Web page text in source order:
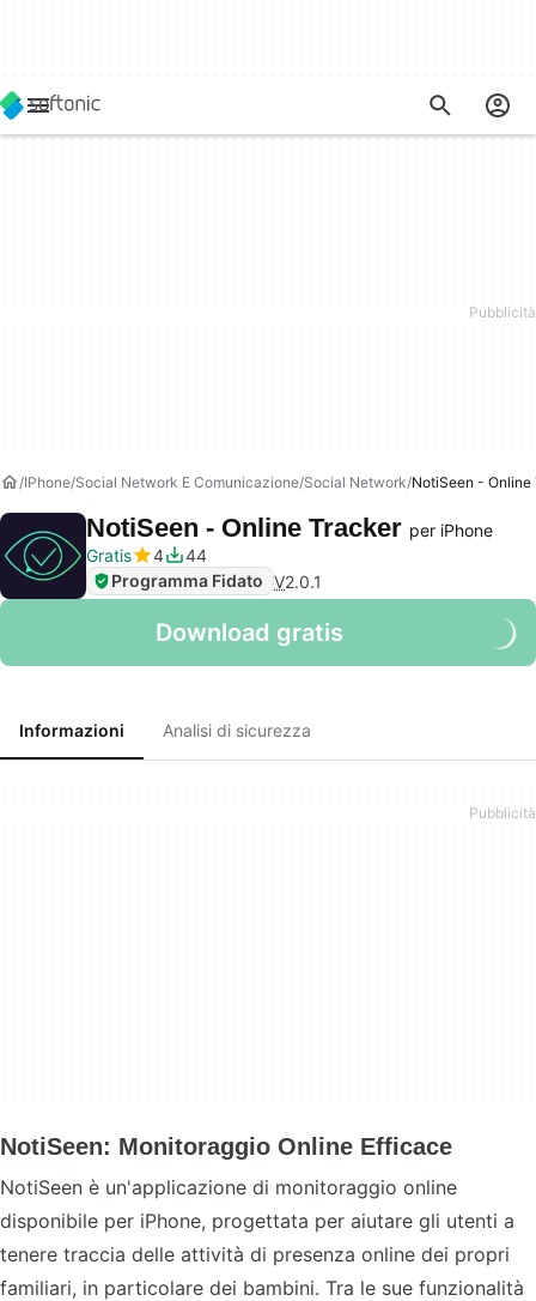
IPhone Social Network E Comunicazione Social Network NotiSeen - Online
NotiSeen - Online Tracker per iPhone
Gratis
4
44
Programma Fidato V2.0.1
Download gratis
Informazioni Analisi di sicurezza
NotiSeen: Monitoraggio Online Efficace
NotiSeen è un'applicazione di monitoraggio online
disponibile per iPhone, progettata per aiutare gli utenti a
tenere traccia delle attività di presenza online dei propri
familiari, in particolare dei bambini. Tra le sue funzionalità